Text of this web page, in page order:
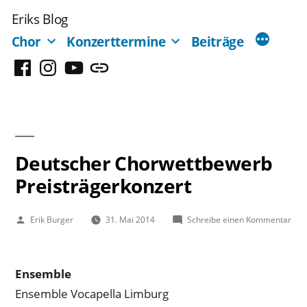
Inhalt
springen
Eriks Blog
Chor
Konzerttermine Beiträge
FacebookInstagram
YouTubeMastodon
Deutscher Chorwettbewerb
Preisträgerkonzert
Veröffentlicht
Erik Burger 31. Mai 2014 Schreibe einen Kommentarzu
Ensemble
Ensemble Vocapella Limburg